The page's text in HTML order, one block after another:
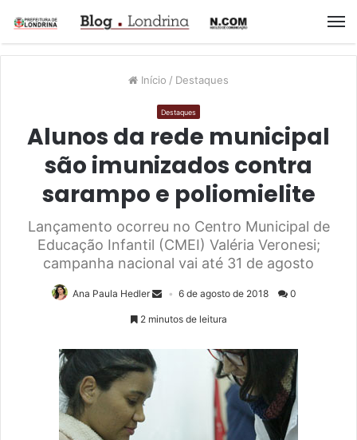
Início / Destaques
Destaques
Alunos da rede municipal
são imunizados contra
sarampo e poliomielite
Lançamento ocorreu no Centro Municipal de
Educação Infantil (CMEI) Valéria Veronesi;
campanha nacional vai até 31 de agosto
Ana Paula Hedler 6 de agosto de 2018 0
2 minutos de leitura